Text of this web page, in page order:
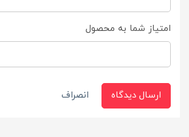
امتیاز شما به محصول
ارسال دیدگاه انصراف